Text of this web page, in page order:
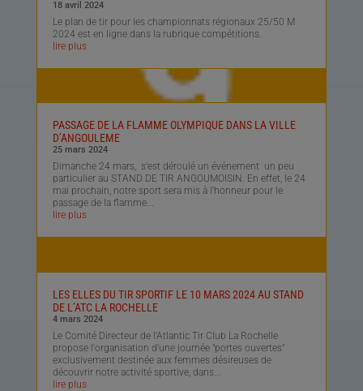
18 avril 2024
Le plan de tir pour les championnats régionaux 25/50 M
2024 est en ligne dans la rubrique compétitions.
lire plus
PASSAGE DE LA FLAMME OLYMPIQUE DANS LA VILLE
D’ANGOULEME
25 mars 2024
Dimanche 24 mars, s'est déroulé un événement un peu
particulier au STAND DE TIR ANGOUMOISIN. En effet, le 24
mai prochain, notre sport sera mis à l'honneur pour le
passage de la flamme...
lire plus
LES ELLES DU TIR SPORTIF LE 10 MARS 2024 AU STAND
DE L’ATC LA ROCHELLE
4 mars 2024
Le Comité Directeur de l'Atlantic Tir Club La Rochelle
propose l'organisation d'une journée "portes ouvertes"
exclusivement destinée aux femmes désireuses de
découvrir notre activité sportive, dans...
lire plus